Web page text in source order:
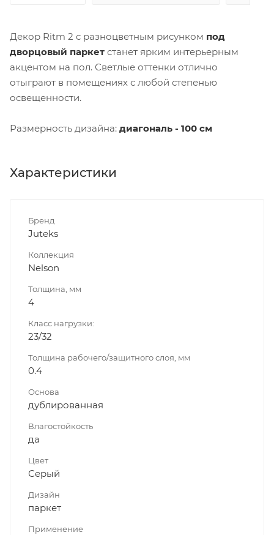
Декор Ritm 2 с разноцветным рисунком под
дворцовый паркет станет ярким интерьерным
акцентом на пол. Светлые оттенки отлично
отыграют в помещениях с любой степенью
освещенности.
Размерность дизайна: диагональ - 100 см
Характеристики
Бренд
Juteks
Коллекция
Nelson
Толщина, мм
4
Класс нагрузки:
23/32
Толщина рабочего/защитного слоя, мм
0.4
Основа
дублированная
Влагостойкость
да
Цвет
Серый
Дизайн
паркет
Применение